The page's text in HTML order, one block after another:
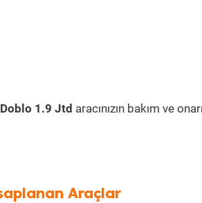
1.9 Jtd aracınızın bakım ve
Araçlar